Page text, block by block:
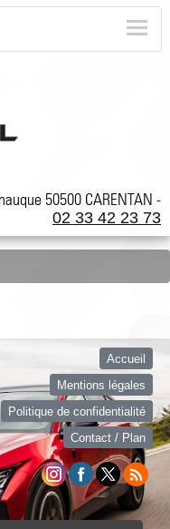
50500 CARENTAN -
02 33 42 23 73
Accueil
Mentions légales
Politique de confidentialité
Contact / Plan